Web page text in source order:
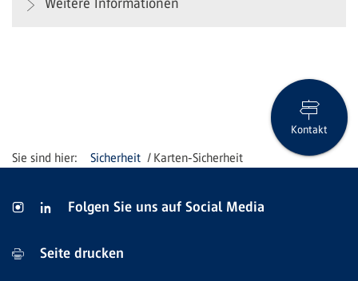
Sicherheit Karten-Sicherheit
Kontakt
Folgen Sie uns auf Social Media
Seite drucken